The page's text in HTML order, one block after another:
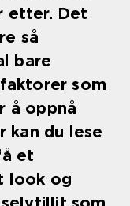
etter. Det
så
bare
som
å oppnå
kan du lese
et
look og